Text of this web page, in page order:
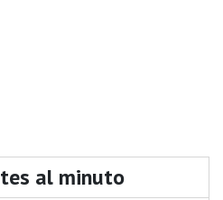
al minuto